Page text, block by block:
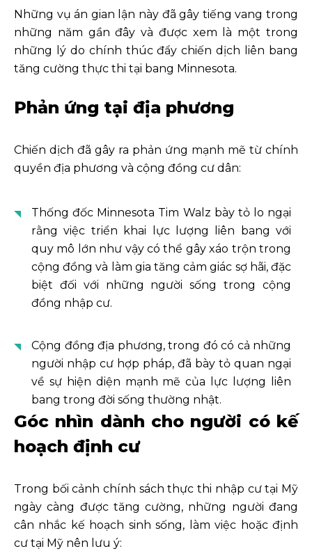
Những vụ án gian lận này đã gây tiếng vang trong
những năm gần đây và được xem là một trong
những lý do chính thúc đẩy chiến dịch liên bang
tăng cường thực thi tại bang Minnesota.
Phản ứng tại địa phương
Chiến dịch đã gây ra phản ứng mạnh mẽ từ chính
quyền địa phương và cộng đồng cư dân:
Thống đốc Minnesota Tim Walz bày tỏ lo ngại
rằng việc triển khai lực lượng liên bang với
quy mô lớn như vậy có thể gây xáo trộn trong
cộng đồng và làm gia tăng cảm giác sợ hãi, đặc
biệt đối với những người sống trong cộng
đồng nhập cư.
Cộng đồng địa phương, trong đó có cả những
người nhập cư hợp pháp, đã bày tỏ quan ngại
về sự hiện diện mạnh mẽ của lực lượng liên
bang trong đời sống thường nhật.
Góc nhìn dành cho người có kế
hoạch định cư
Trong bối cảnh chính sách thực thi nhập cư tại Mỹ
ngày càng được tăng cường, những người đang
cân nhắc kế hoạch sinh sống, làm việc hoặc định
cư tại Mỹ nên lưu ý: